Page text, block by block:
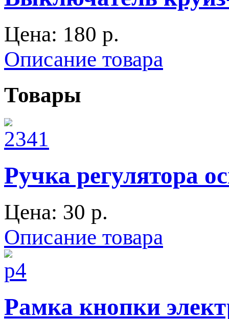
Цена: 180 p.
Описание товара
Товары
Ручка регулятора
Цена: 30 p.
Описание товара
Рамка кнопки